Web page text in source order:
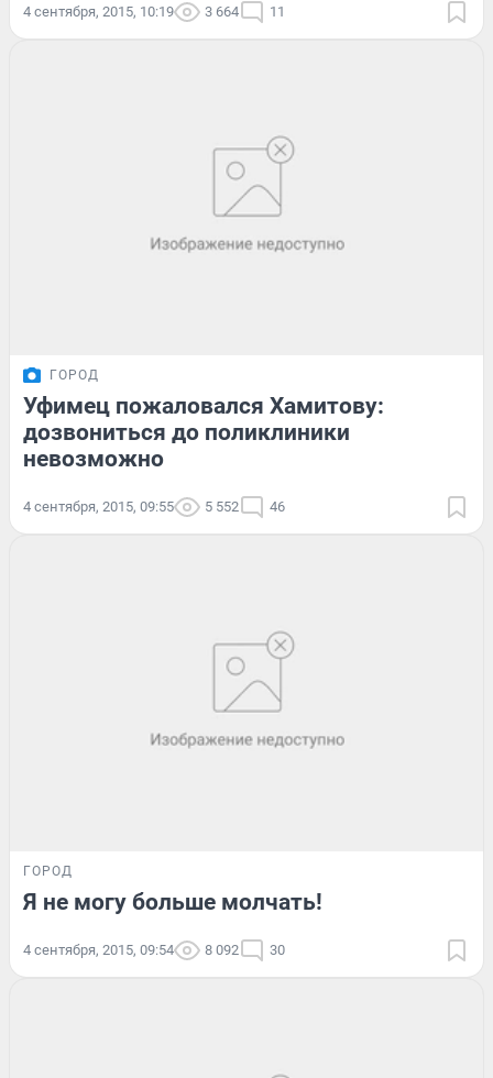
4 сентября, 2015, 10:19 3 664 11
ГОРОД
Уфимец пожаловался Хамитову:
дозвониться до поликлиники
невозможно
4 сентября, 2015, 09:55 5 552 46
ГОРОД
Я не могу больше молчать!
4 сентября, 2015, 09:54 8 092 30